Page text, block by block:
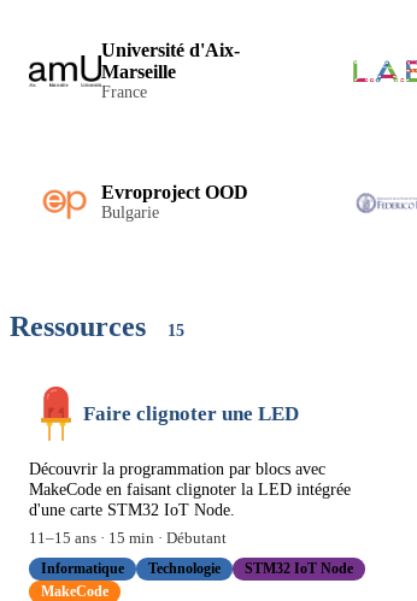
Université d'Aix-
Marseille
France
Evroproject OOD
Bulgarie
Ressources 15
Faire clignoter une LED
Découvrir la programmation par blocs avec
MakeCode en faisant clignoter la LED intégrée
d'une carte STM32 IoT Node.
11 –15 ans · 15 min · Débutant
Informatique
Technologie
STM32 IoT Node
MakeCode